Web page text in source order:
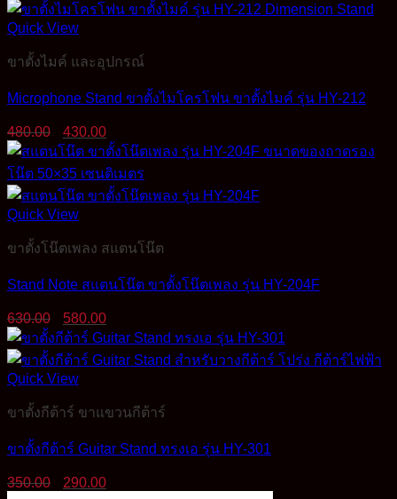
Quick View
ขาตั้งไมค์ และอุปกรณ์
Microphone Stand ขาตั้งไมโครโฟน ขาตั้งไมค์ รุ่น HY-212
480.00
Original
price
was:
480.00฿.
430.00
price
is:
430.00฿.
Quick View
ขาตั้งโน๊ตเพลง สแตนโน๊ต
Stand Note สแตนโน๊ต ขาตั้งโน๊ตเพลง รุ่น HY-204F
630.00
Original
price
was:
630.00฿.
580.00
price
is:
580.00฿.
Quick View
ขาตั้งกีต้าร์ ขาแขวนกีต้าร์
ขาตั้งกีต้าร์ Guitar Stand ทรงเอ รุ่น HY-301
350.00
Original
290.00